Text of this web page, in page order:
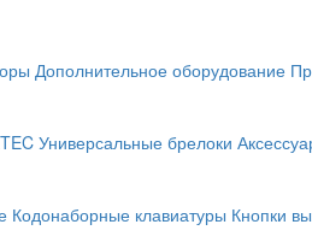
Дополнительное оборудование
Универсальные брелоки
Кодонаборные клавиатуры Кнопки